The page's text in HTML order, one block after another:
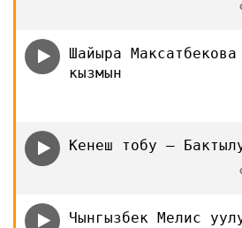
Шайыра
кызмын
Кенеш тобу —
Чынгызбек Мелис